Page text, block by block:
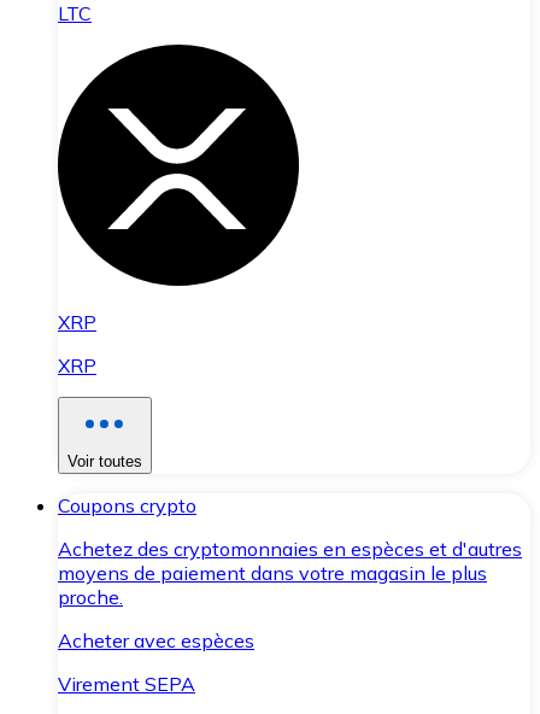
LTC
XRP
XRP
Voir toutes
Coupons crypto
Achetez des cryptomonnaies en espèces et d'autres
moyens de paiement dans votre magasin le plus
proche.
Acheter avec espèces
Virement SEPA